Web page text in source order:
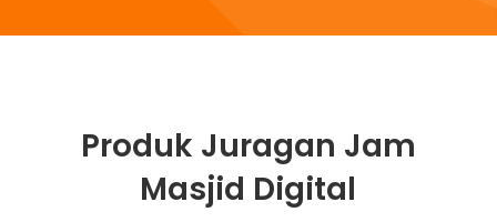
Produk Juragan Jam
Masjid Digital